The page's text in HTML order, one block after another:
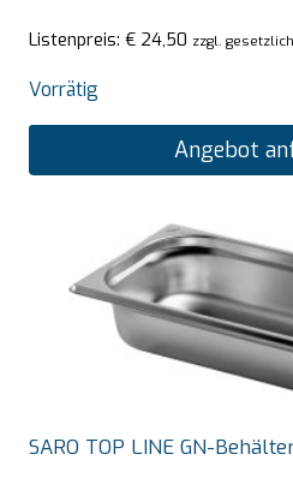
Listenpreis: € 24,50 zzgl.
Vorrätig
Angebot
SARO TOP LINE GN-